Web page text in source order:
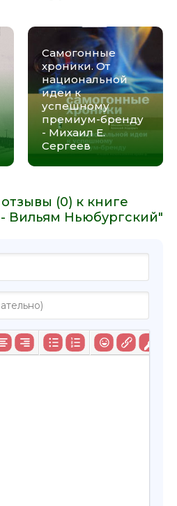
Самогонные
хроники. От
национальной
идеи к
успешному
премиум-бренду
- Михаил Е.
Сергеев
(0) к книге
Вильям Ньюбургский"